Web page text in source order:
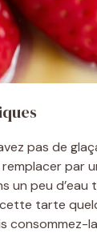
pas de
par
un peu d’eau
tarte
consommez-